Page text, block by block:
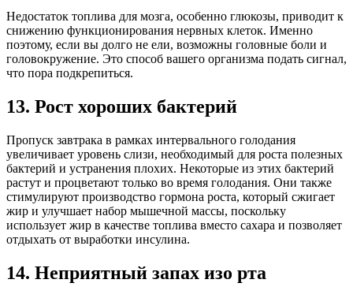
Недостаток топлива для мозга, особенно глюкозы, приводит к
снижению функционирования нервных клеток. Именно
поэтому, если вы долго не ели, возможны головные боли и
головокружение. Это способ вашего организма подать сигнал,
что пора подкрепиться.
13. Рост хороших бактерий
Пропуск завтрака в рамках интервального голодания
увеличивает уровень слизи, необходимый для роста полезных
бактерий и устранения плохих. Некоторые из этих бактерий
растут и процветают только во время голодания. Они также
стимулируют производство гормона роста, который сжигает
жир и улучшает набор мышечной массы, поскольку
использует жир в качестве топлива вместо сахара и позволяет
отдыхать от выработки инсулина.
14. Неприятный запах изо рта